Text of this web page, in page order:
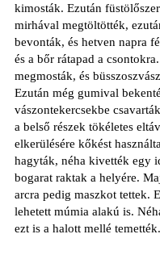
kimosták. Ezután
mirhával megtöltötték,
bevonták, és hetven napra
és a bőr rátapad a
megmosták, és
Ezután még gumival
vászontekercsekbe
a belső részek tökéletes
elkerülésére kőkést
hagyták, néha kivették egy
bogarat raktak a helyére.
arcra pedig maszkot tettek.
lehetett múmia alakú is.
ezt is a halott mellé temették.